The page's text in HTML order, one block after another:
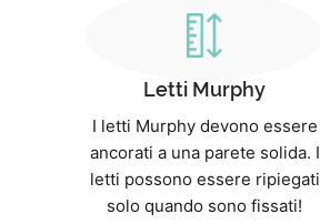
Letti Murphy
I letti Murphy devono essere
ancorati a una parete solida. I
letti possono essere ripiegati
solo quando sono fissati!